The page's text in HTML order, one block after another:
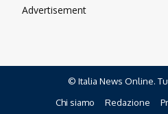
Advertisement
© Italia News Online.
Chi siamo
Redazione